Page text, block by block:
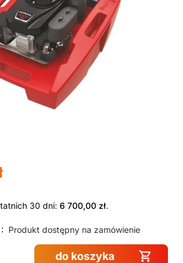
30 dni: 6 700,00 zł.
Produkt dostępny na zamówienie
do koszyka